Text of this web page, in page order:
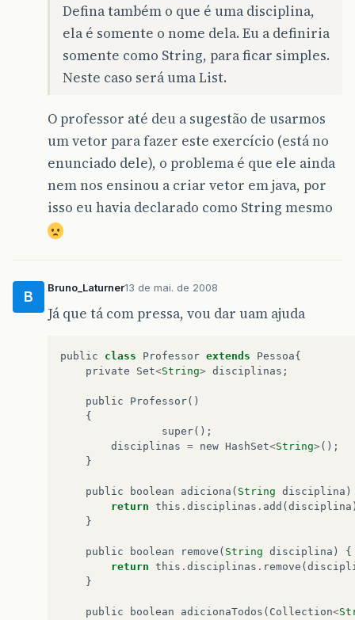
Defina também o que é uma disciplina,
ela é somente o nome dela. Eu a definiria
somente como String, para ficar simples.
Neste caso será uma List.
O professor até deu a sugestão de usarmos
um vetor para fazer este exercício (está no
enunciado dele), o problema é que ele ainda
nem nos ensinou a criar vetor em java, por
isso eu havia declarado como String mesmo
B
Bruno_Laturner13 de mai. de 2008
Já que tá com pressa, vou dar uam ajuda
public class Professor extends Pessoa{
private
Set<String> disciplinas ;
public Professor()
{
super();
disciplinas = new HashSet<String> ();
}
public boolean adiciona ( String disciplina )
return this . disciplinas . add ( disciplina
}
public boolean remove ( String disciplina )
{
return this . disciplinas . remove (
}
public boolean adicionaTodos ( Collection<